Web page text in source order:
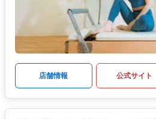
店舗情報 公式サイト